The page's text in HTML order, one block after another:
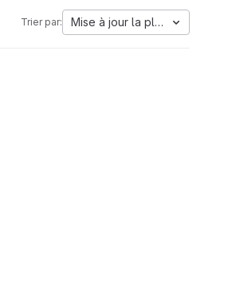
Trier par: Mise à jour la plus ancienne